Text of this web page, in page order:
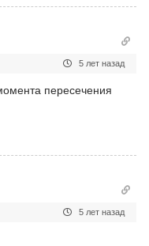
5 лет назад
пересечения
5 лет назад